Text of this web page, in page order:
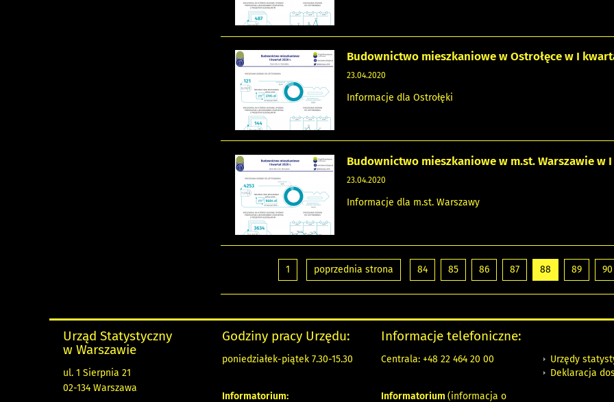
Budownictwo mieszkaniowe w Ostrołęce w I
23.04.2020
Informacje dla Ostrołęki
Budownictwo mieszkaniowe w m.st. Warszawie w
23.04.2020
Informacje dla m.st. Warszawy
1 poprzednia strona 84 85 86 87 88 89 90
Urząd Statystyczny
w Warszawie
ul. 1 Sierpnia 21
02-134 Warszawa
Godziny pracy Urzędu:
poniedziałek-piątek 7.30-15.30
Informatorium:
Informacje telefoniczne:
Centrala: +48 22 464 20 00
Informatorium (informacja o
Urzędy
Deklaracja